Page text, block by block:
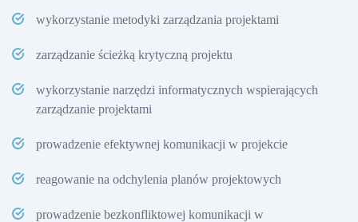
wykorzystanie metodyki zarządzania projektami
zarządzanie ścieżką krytyczną projektu
wykorzystanie narzędzi informatycznych wspierających
zarządzanie projektami
prowadzenie efektywnej komunikacji w projekcie
reagowanie na odchylenia planów projektowych
prowadzenie bezkonfliktowej komunikacji w